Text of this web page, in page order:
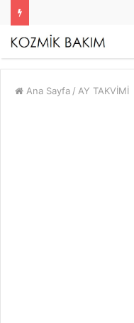
Ana Sayfa / AY TAKVİMİ